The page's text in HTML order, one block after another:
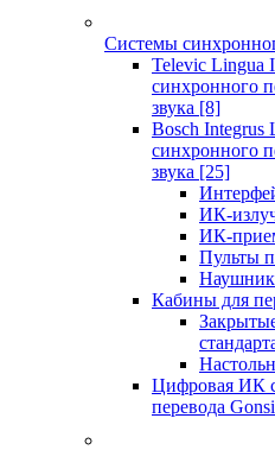
Системы
Televic Lingua
синхронного
звука [8]
Bosch Integrus
синхронного
звука [25]
ИК-
ИК-
Пульты
Кабины для
Цифровая ИК
перевода